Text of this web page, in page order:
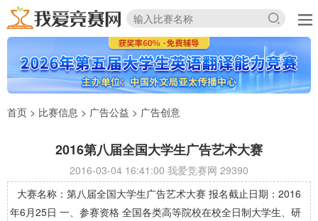
首页 > 比赛信息 > 广告公益 > 广告创意
2016第八届全国大学生广告艺术大赛
2016-03-04 16:41:00 我爱竞赛网 29390
大赛名称：第八届全国大学生广告艺术大赛 报名截止日期：2016
年6月25日 一、参赛资格 全国各类高等院校在校全日制大学生、研